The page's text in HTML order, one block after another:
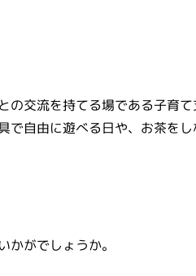
の交流を持てる場である子育
で自由に遊べる日や、お茶を
かがでしょうか。